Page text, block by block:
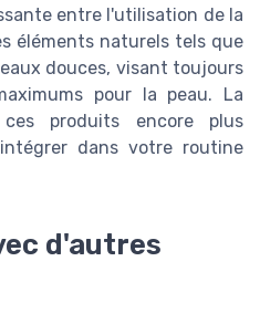
entre l'utilisation de la
éléments naturels tels que
douces, visant toujours
pour la peau. La
produits encore plus
dans votre routine
d'autres